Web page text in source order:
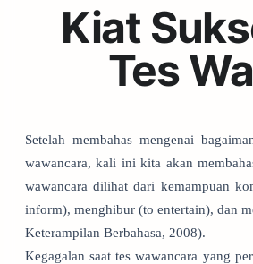
Kiat
Tes
Setelah membahas mengenai
wawancara, kali ini kita akan
wawancara dilihat dari kemampuan
inform), menghibur (to entertain), dan
Keterampilan Berbahasa, 2008).
Kegagalan saat tes wawancara yang